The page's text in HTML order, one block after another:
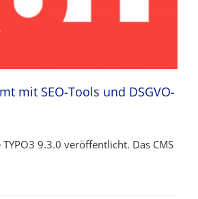
mit SEO-Tools und DSGVO-
9.3.0 veröffentlicht. Das CMS